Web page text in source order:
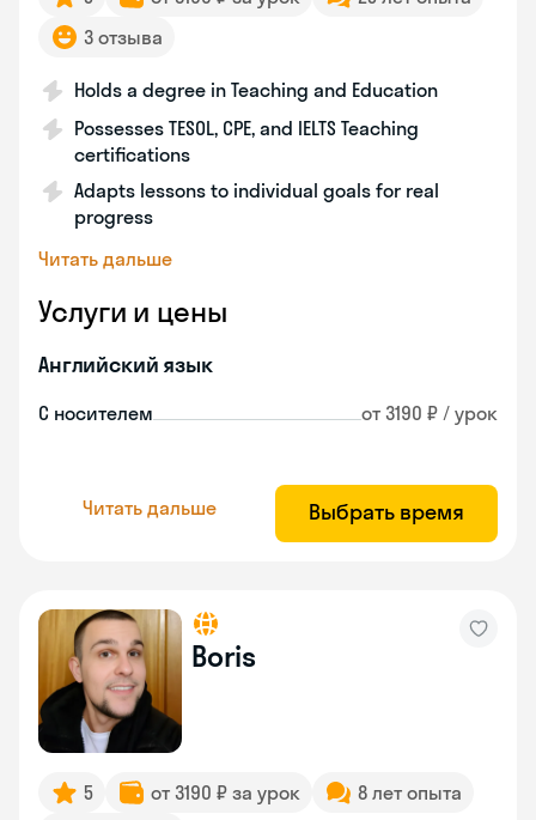
3 отзыва
Holds a degree in Teaching and Education
Possesses TESOL, CPE, and IELTS Teaching
certifications
Adapts lessons to individual goals for real
progress
Читать дальше
Услуги и цены
Английский язык
С носителем от 3190 ₽ / урок
Читать дальше Выбрать время
Boris
5 от 3190 ₽ за урок
8 лет опыта